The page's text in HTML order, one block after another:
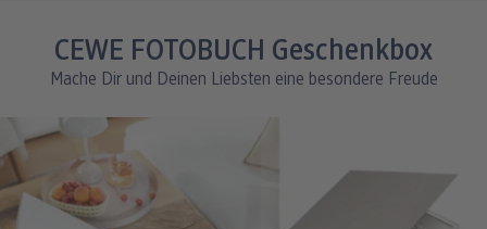
CEWE FOTOBUCH Geschenkbox
Mache Dir und Deinen Liebsten eine besondere Freude